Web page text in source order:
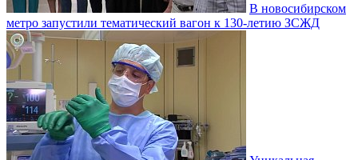
В новосибирском
метро запустили тематический вагон к 130-летию ЗСЖД